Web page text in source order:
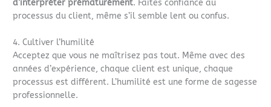
d’interpréter prématurément. Faites confiance au
processus du client, même s’il semble lent ou confus.
4. Cultiver l’humilité
Acceptez que vous ne maîtrisez pas tout. Même avec des
années d’expérience, chaque client est unique, chaque
processus est différent. L’humilité est une forme de sagesse
professionnelle.